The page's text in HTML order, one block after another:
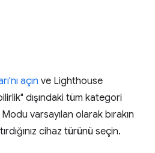
açın ve Lighthouse
dışındaki tüm kategori
varsayılan olarak bırakın
cihaz türünü seçin.